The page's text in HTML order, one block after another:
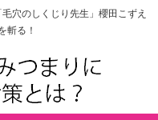
穴のしくじり先生」櫻田こずえ
斬る！